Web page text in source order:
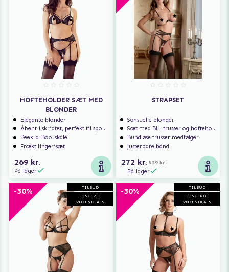
HOFTEHOLDER SÆT MED
BLONDER
Elegante blonder
Åbent i skridtet, perfekt til spontan sex
Peek-a-Boo-skåle
Frækt lingerisæt
269 kr.
På lager
STRAPSET
Sensuelle blonder
Sæt med BH, trusser og hofteholder
Bundløse trusser medfølger
Justerbare bånd
272 kr. 329 kr.
På lager
TILBUD
LINGERIE
VUXENDEALS
-30%
TILBUD
LINGERIE
VUXENDEALS
-30%